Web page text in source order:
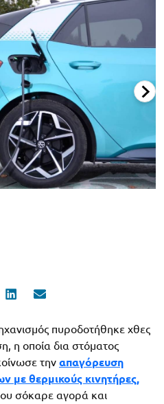
πυροδοτήθηκε χθες
η οποία δια στόματος
την απαγόρευση
με θερμικούς κινητήρες,
σόκαρε αγορά και